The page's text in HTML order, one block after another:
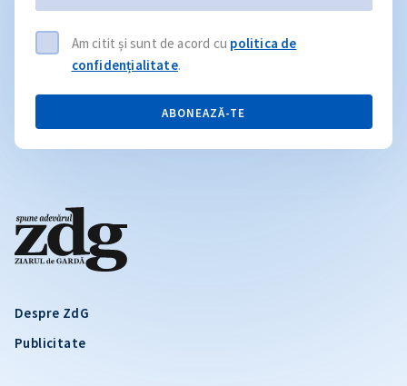
Despre ZdG
Publicitate
Am citit și sunt de acord cu politica de
confidențialitate.
ABONEAZĂ-TE